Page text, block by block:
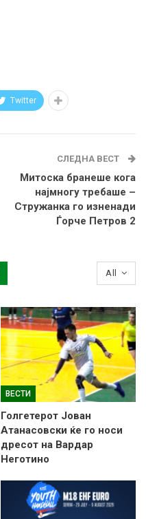
Twitter
СЛЕДНА ВЕСТ
Митоска бранеше кога
најмногу требаше –
Стружанка го изненади
Ѓорче Петров 2
All
ВЕСТИ
Голгетерот Јован
Атанасовски ќе го носи
дресот на Вардар
Неготино